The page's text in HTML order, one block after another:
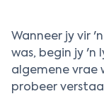
Wanneer jy vir
was, begin jy 'n
algemene vrae
probeer